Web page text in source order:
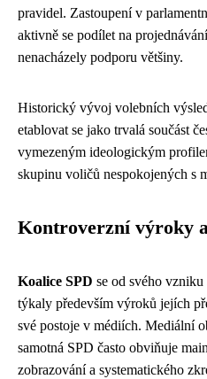
pravidel. Zastoupení v
aktivně se podílet na
nenacházely podporu většiny.
Historický vývoj volebních
etablovat se jako trvalá součást
vymezeným ideologickým
skupinu voličů nespokojených s
Kontroverzní výroky
Koalice SPD se od svého
týkaly především výroků jejích
své postoje v médiích. Mediální
samotná SPD často obviňuje
zobrazování a systematického